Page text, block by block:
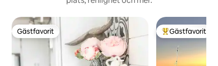
Gästfavorit
Gästfavorit Populär
Gästfavorit